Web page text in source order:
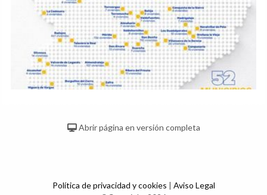
Abrir página en versión completa
Política de privacidad y cookies | Aviso Legal